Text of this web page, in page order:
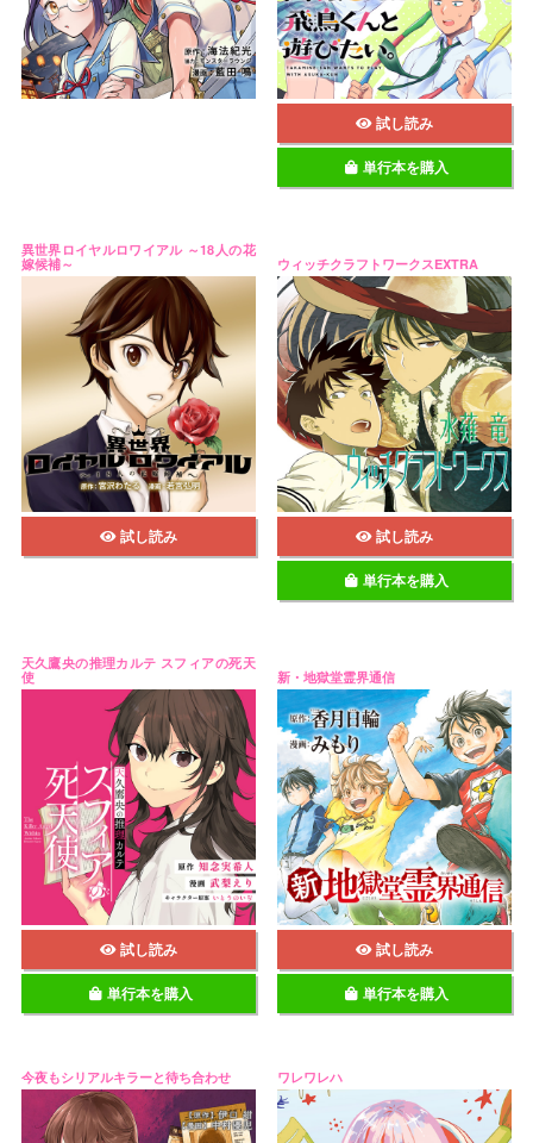
試し読み
単行本を購入
異世界ロイヤルロワイアル ～18人の花
嫁候補～
試し読み
ウィッチクラフトワークスEXTRA
試し読み
単行本を購入
天久鷹央の推理カルテ スフィアの死天
使
試し読み
単行本を購入
新・地獄堂霊界通信
試し読み
単行本を購入
今夜もシリアルキラーと待ち合わせ ワレワレハ